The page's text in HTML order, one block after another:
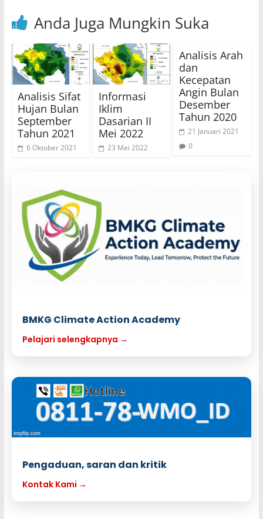
Anda Juga Mungkin Suka
Analisis Sifat
Hujan Bulan
September
Tahun 2021
6 Oktober 2021
Informasi
Iklim
Dasarian II
Mei 2022
23 Mei 2022
Analisis Arah
dan
Kecepatan
Angin Bulan
Desember
Tahun 2020
21 Januari 2021
0
BMKG Climate Action Academy
Pelajari selengkapnya →
Pengaduan, saran dan kritik
Kontak Kami →